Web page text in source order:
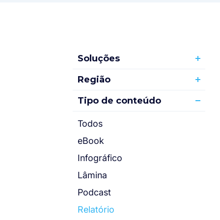
Soluções
Região
Tipo de conteúdo
Todos
eBook
Infográfico
Lâmina
Podcast
Relatório